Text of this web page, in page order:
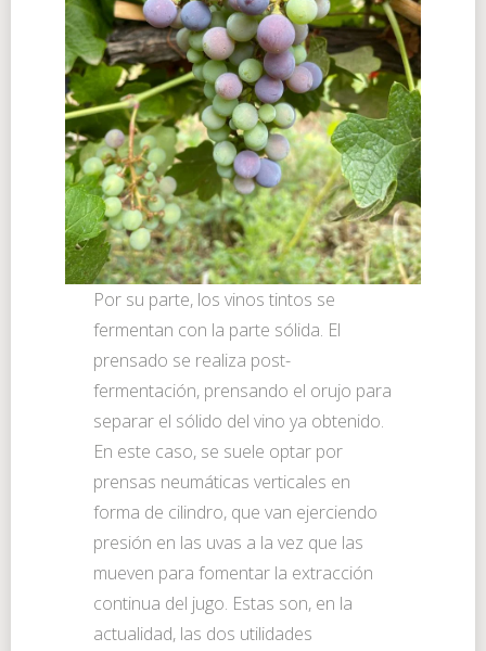
Por su parte, los vinos tintos se
fermentan con la parte sólida. El
prensado se realiza post-
fermentación, prensando el orujo para
separar el sólido del vino ya obtenido.
En este caso, se suele optar por
prensas neumáticas verticales en
forma de cilindro, que van ejerciendo
presión en las uvas a la vez que las
mueven para fomentar la extracción
continua del jugo. Estas son, en la
actualidad, las dos utilidades